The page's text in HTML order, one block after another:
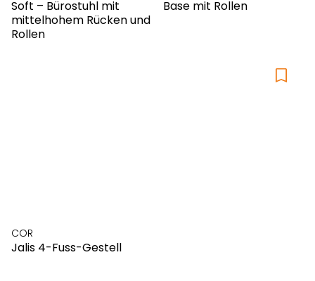
Soft – Bürostuhl mit
mittelhohem Rücken und
Rollen
COR
Jalis 4-Fuss-Gestell
Base mit Rollen